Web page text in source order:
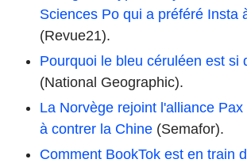
Sciences Po qui a préféré Insta
(Revue21).
Pourquoi le bleu céruléen est si
(National Geographic).
La Norvège rejoint l'alliance
à contrer la Chine (Semafor).
Comment BookTok est en train